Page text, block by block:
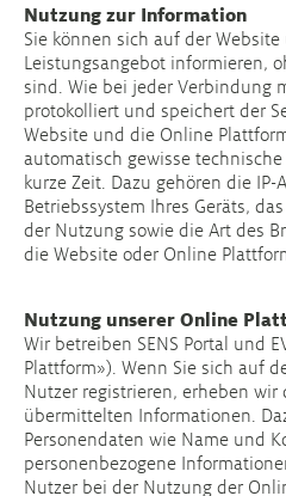
Nutzung zur Information
Sie können sich auf der
Leistungsangebot informieren,
sind. Wie bei jeder Verbindung
protokolliert und speichert der
Website und die Online
automatisch gewisse
kurze Zeit. Dazu gehören die IP-
Betriebssystem Ihres Geräts,
der Nutzung sowie die Art des
die Website oder Online
Nutzung unserer Online
Wir betreiben SENS Portal und
Plattform»). Wenn Sie sich auf
Nutzer registrieren, erheben wir
übermittelten Informationen.
Personendaten wie Name und
personenbezogene
Nutzer bei der Nutzung der